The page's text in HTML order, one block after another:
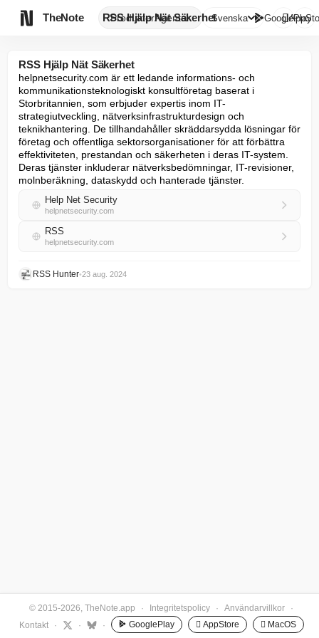
TheNote ProdukterAgenter
RSS Hjälp Nät SäkerhetSvenska GooglePlay

RSS Hjälp Nät Säkerhet
helpnetsecurity.com är ett ledande informations- och
kommunikationsteknologiskt konsultföretag baserat i
Storbritannien, som erbjuder expertis inom IT-
strategiutveckling, nätverksinfrastrukturdesign och
teknikhantering. De tillhandahåller skräddarsydda lösningar för
företag och offentliga sektorsorganisationer för att förbättra
effektiviteten, prestandan och säkerheten i deras IT-system.
Deras tjänster inkluderar nätverksbedömningar, IT-revisioner,
molnberäkning, dataskydd och hanterade tjänster.
Help Net Security
helpnetsecurity.com
RSS
helpnetsecurity.com
RSS Hunter•23 aug. 2024
© 2015-2026, TheNote.app · Integritetspolicy · Användarvillkor
·
Kontakt
· · · GooglePlay  AppStore  MacOS